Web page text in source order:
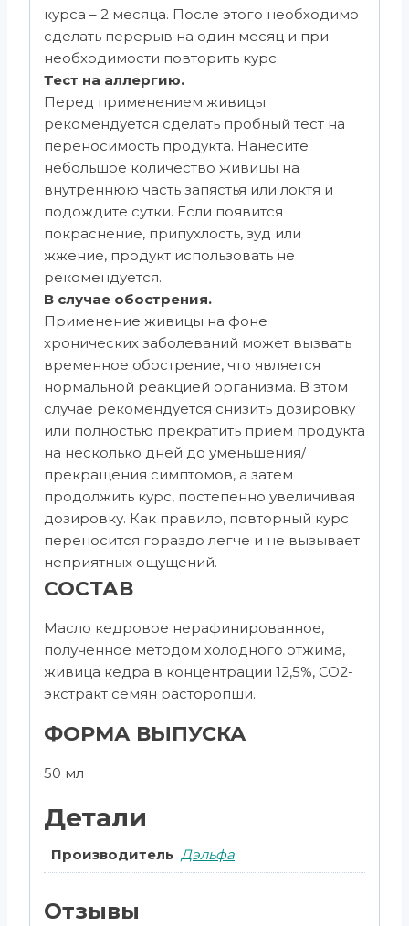
курса – 2 месяца. После этого необходимо
сделать перерыв на один месяц и при
необходимости повторить курс.
Тест на аллергию.
Перед применением живицы
рекомендуется сделать пробный тест на
переносимость продукта. Нанесите
небольшое количество живицы на
внутреннюю часть запястья или локтя и
подождите сутки. Если появится
покраснение, припухлость, зуд или
жжение, продукт использовать не
рекомендуется.
В случае обострения.
Применение живицы на фоне
хронических заболеваний может вызвать
временное обострение, что является
нормальной реакцией организма. В этом
случае рекомендуется снизить дозировку
или полностью прекратить прием продукта
на несколько дней до уменьшения/
прекращения симптомов, а затем
продолжить курс, постепенно увеличивая
дозировку. Как правило, повторный курс
переносится гораздо легче и не вызывает
неприятных ощущений.
СОСТАВ
Масло кедровое нерафинированное,
полученное методом холодного отжима,
живица кедра в концентрации 12,5%, СО2-
экстракт семян расторопши.
ФОРМА ВЫПУСКА
50 мл
Детали
Производитель Дэльфа
Отзывы